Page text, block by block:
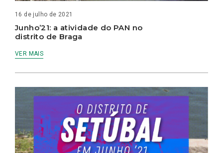
16 de julho de 2021
Junho’21: a atividade do PAN no
distrito de Braga
VER MAIS